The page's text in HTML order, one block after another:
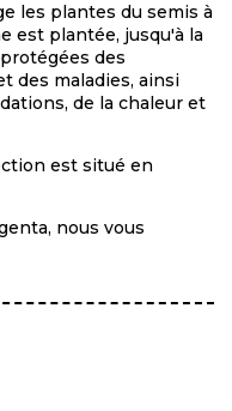
les plantes du semis à
est plantée, jusqu'à la
des
des maladies, ainsi
de la chaleur et
est situé en
nous vous